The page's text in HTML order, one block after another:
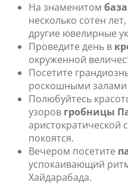
На знаменитом
несколько сотен
другие ювелирные
Проведите день в
окруженной
Посетите
роскошными
Полюбуйтесь
узоров гробницы
аристократической
покоятся.
Вечером посетите
успокаивающий
Хайдарабада.